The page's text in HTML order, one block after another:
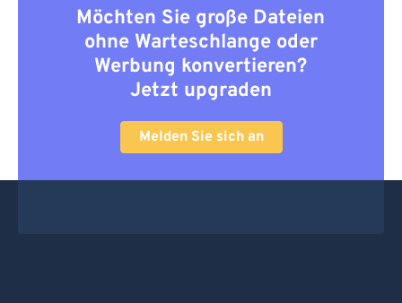
Möchten Sie große Dateien
ohne Warteschlange oder
Werbung konvertieren?
Jetzt upgraden
Melden Sie sich an